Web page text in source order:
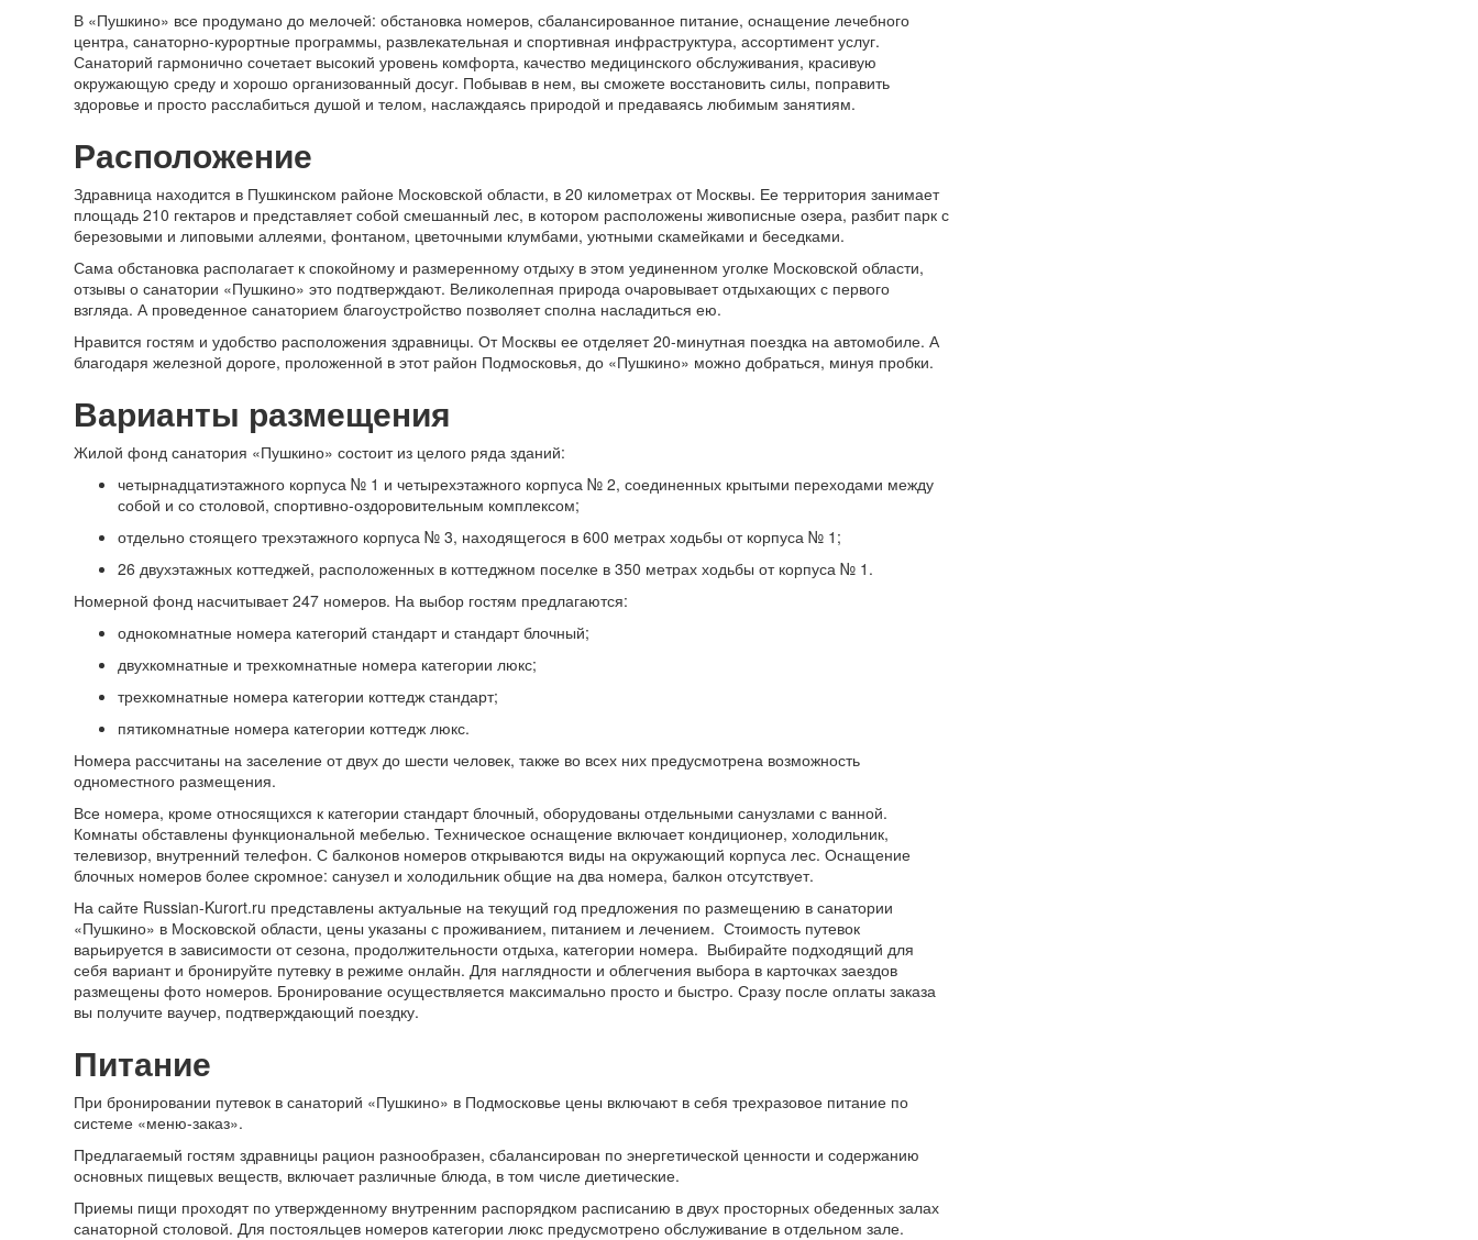
В «Пушкино» все продумано до мелочей: обстановка номеров, сбалансированное питание, оснащение лечебного
центра, санаторно-курортные программы, развлекательная и спортивная инфраструктура, ассортимент услуг.
Санаторий гармонично сочетает высокий уровень комфорта, качество медицинского обслуживания, красивую
окружающую среду и хорошо организованный досуг. Побывав в нем, вы сможете восстановить силы, поправить
здоровье и просто расслабиться душой и телом, наслаждаясь природой и предаваясь любимым занятиям.
Расположение
Здравница находится в Пушкинском районе Московской области, в 20 километрах от Москвы. Ее территория занимает
площадь 210 гектаров и представляет собой смешанный лес, в котором расположены живописные озера, разбит парк с
березовыми и липовыми аллеями, фонтаном, цветочными клумбами, уютными скамейками и беседками.
Сама обстановка располагает к спокойному и размеренному отдыху в этом уединенном уголке Московской области,
отзывы о санатории «Пушкино» это подтверждают. Великолепная природа очаровывает отдыхающих с первого
взгляда. А проведенное санаторием благоустройство позволяет сполна насладиться ею.
Нравится гостям и удобство расположения здравницы. От Москвы ее отделяет 20-минутная поездка на автомобиле. А
благодаря железной дороге, проложенной в этот район Подмосковья, до «Пушкино» можно добраться, минуя пробки.
Варианты размещения
Жилой фонд санатория «Пушкино» состоит из целого ряда зданий:
четырнадцатиэтажного корпуса № 1 и четырехэтажного корпуса № 2, соединенных крытыми переходами между
собой и со столовой, спортивно-оздоровительным комплексом;
отдельно стоящего трехэтажного корпуса № 3, находящегося в 600 метрах ходьбы от корпуса № 1;
26 двухэтажных коттеджей, расположенных в коттеджном поселке в 350 метрах ходьбы от корпуса № 1.
Номерной фонд насчитывает 247 номеров. На выбор гостям предлагаются:
однокомнатные номера категорий стандарт и стандарт блочный;
двухкомнатные и трехкомнатные номера категории люкс;
трехкомнатные номера категории коттедж стандарт;
пятикомнатные номера категории коттедж люкс.
Номера рассчитаны на заселение от двух до шести человек, также во всех них предусмотрена возможность
одноместного размещения.
Все номера, кроме относящихся к категории стандарт блочный, оборудованы отдельными санузлами с ванной.
Комнаты обставлены функциональной мебелью. Техническое оснащение включает кондиционер, холодильник,
телевизор, внутренний телефон. С балконов номеров открываются виды на окружающий корпуса лес. Оснащение
блочных номеров более скромное: санузел и холодильник общие на два номера, балкон отсутствует.
На сайте Russian-Kurort.ru представлены актуальные на текущий год предложения по размещению в санатории
«Пушкино» в Московской области, цены указаны с проживанием, питанием и лечением. Стоимость путевок
варьируется в зависимости от сезона, продолжительности отдыха, категории номера. Выбирайте подходящий для
себя вариант и бронируйте путевку в режиме онлайн. Для наглядности и облегчения выбора в карточках заездов
размещены фото номеров. Бронирование осуществляется максимально просто и быстро. Сразу после оплаты заказа
вы получите ваучер, подтверждающий поездку.
Питание
При бронировании путевок в санаторий «Пушкино» в Подмосковье цены включают в себя трехразовое питание по
системе «меню-заказ».
Предлагаемый гостям здравницы рацион разнообразен, сбалансирован по энергетической ценности и содержанию
основных пищевых веществ, включает различные блюда, в том числе диетические.
Приемы пищи проходят по утвержденному внутренним распорядком расписанию в двух просторных обеденных залах
санаторной столовой. Для постояльцев номеров категории люкс предусмотрено обслуживание в отдельном зале.